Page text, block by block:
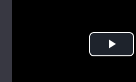
Play